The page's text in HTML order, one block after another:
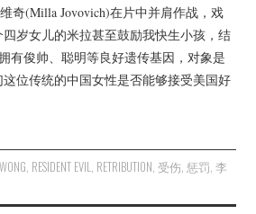
奇(Milla Jovovich)在片中并肩作战，戏
岁女儿的米拉甚至鼓励我快生小孩，结
有俊帅、聪明等良好遗传基因，对象是
位传统的中国女性是否能够接受美国好
, RESIDENT EVIL, RETRIBUTION, 受伤, 惩罚, 李